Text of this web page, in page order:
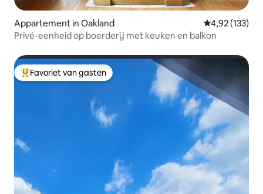
Appartement in Oakland Gemiddelde
4,92 (133)
Privé-eenheid op boerderij met keuken en balkon
Topfavoriet van gasten
Favoriet van gasten